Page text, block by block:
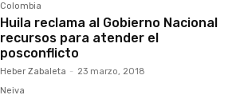
Colombia
Huila reclama al Gobierno Nacional
recursos para atender el
posconflicto
Heber Zabaleta - 23 marzo, 2018
Neiva